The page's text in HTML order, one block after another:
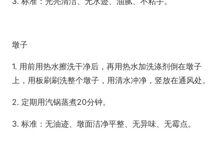
墩子
1. 用前用热水擦洗干净后，再用热水加洗涤剂倒在墩子
上，用板刷刷洗整个墩子，用清水冲净，竖放在通风处。
2. 定期用汽锅蒸煮20分钟。
3. 标准：无油迹、墩面洁净平整、无异味、无霉点。